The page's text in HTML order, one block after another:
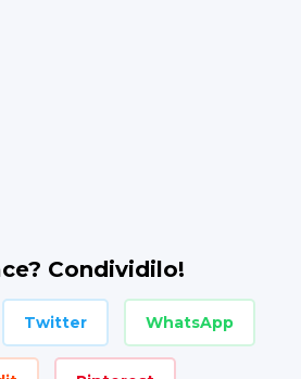
Condividilo!
Twitter WhatsApp